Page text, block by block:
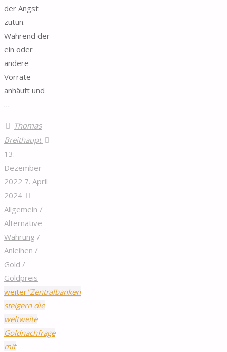
der Angst
zutun.
Während der
ein oder
andere
Vorräte
anhäuft und
…
Thomas
Breithaupt
13.
Dezember
2022 7. April
2024
Allgemein /
Alternative
Währung /
Anleihen /
Gold /
Goldpreis
weiter"Zentralbanken
steigern die
weltweite
Goldnachfrage
mit